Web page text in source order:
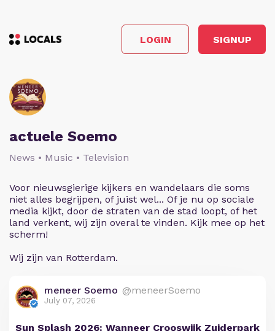
LOGIN SIGNUP
actuele Soemo
News • Music • Television
Voor nieuwsgierige kijkers en wandelaars die soms
niet alles begrijpen, of juist wel... Of je nu op sociale
media kijkt, door de straten van de stad loopt, of het
land verkent, wij zijn overal te vinden. Kijk mee op het
scherm!
Wij zijn van Rotterdam.
meneer Soemo @meneerSoemo
July 07, 2026
Sun Splash 2026: Wanneer Crooswijk Zuiderpark